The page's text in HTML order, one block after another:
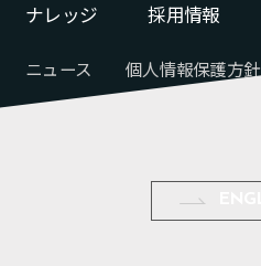
ナレッジ
採用情報
ニュース 個人情報保護方針